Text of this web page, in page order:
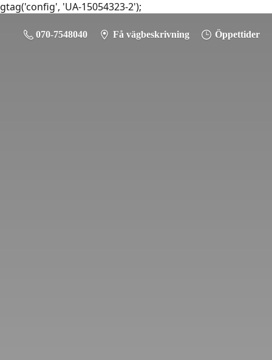
gtag('config', 'UA-15054323-2');
070-7548040 Få vägbeskrivning Öppettider